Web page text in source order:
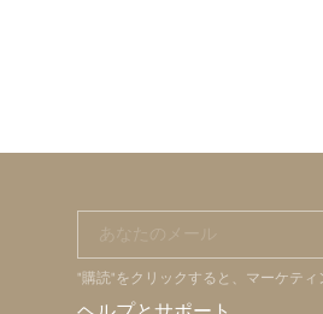
あなたのメール
"購読"をクリックすると、マーケテ